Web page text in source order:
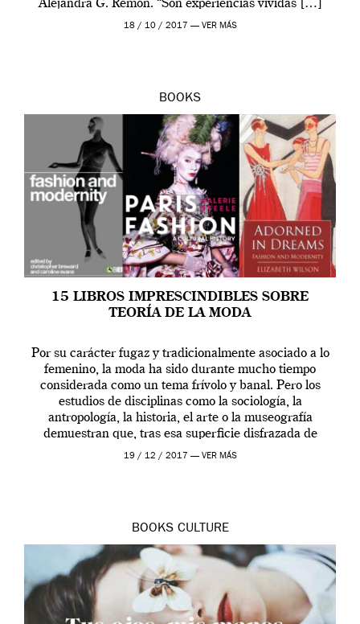
Alejandra G. Remón. “Son experiencias vividas […]
18 / 10 / 2017 — VER MÁS
BOOKS
15 LIBROS IMPRESCINDIBLES SOBRE
TEORÍA DE LA MODA
Por su carácter fugaz y tradicionalmente asociado a lo
femenino, la moda ha sido durante mucho tiempo
considerada como un tema frívolo y banal. Pero los
estudios de disciplinas como la sociología, la
antropología, la historia, el arte o la museografía
demuestran que, tras esa superficie disfrazada de
cordero, se esconde un lobo. Te animamos […]
19 / 12 / 2017 — VER MÁS
BOOKS CULTURE